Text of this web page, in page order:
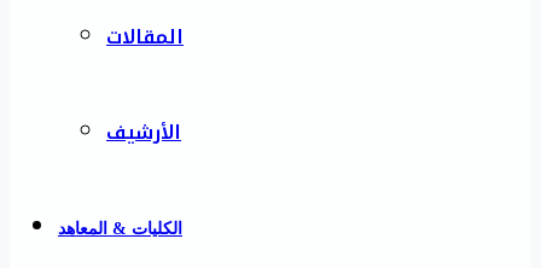
المقالات
الأرشيف
الكليات & المعاهد